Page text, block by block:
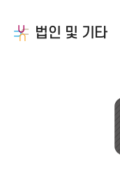
법인 및 기타